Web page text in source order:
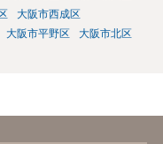
大阪市西成区
大阪市平野区
大阪市北区